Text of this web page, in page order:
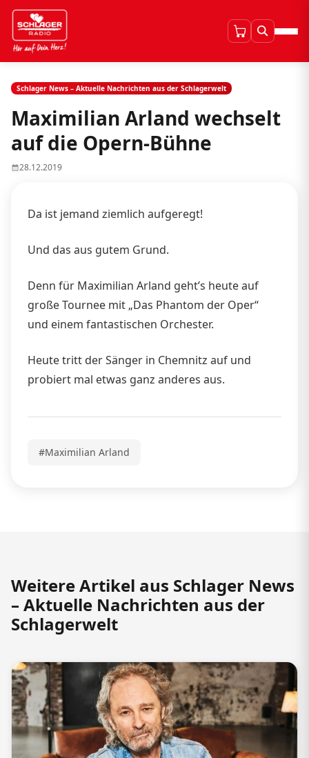
Schlager News – Aktuelle Nachrichten aus der Schlagerwelt
Maximilian Arland wechselt
auf die Opern-Bühne
28.12.2019
Da ist jemand ziemlich aufgeregt!
Und das aus gutem Grund.
Denn für Maximilian Arland geht’s heute auf
große Tournee mit „Das Phantom der Oper“
und einem fantastischen Orchester.
Heute tritt der Sänger in Chemnitz auf und
probiert mal etwas ganz anderes aus.
#Maximilian Arland
Weitere Artikel aus Schlager News
– Aktuelle Nachrichten aus der
Schlagerwelt